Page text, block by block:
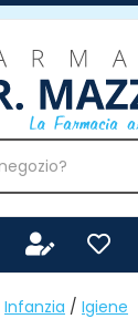
Infanzia / Igiene